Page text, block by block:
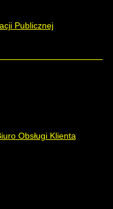
Publicznej
Obsługi Klienta